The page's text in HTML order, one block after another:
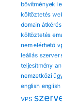
bővítmények
költöztetés
domain átkérés
költöztetés
nem elérhető
leállás szerver
teljesítmény
nemzetközi
english english
VPS